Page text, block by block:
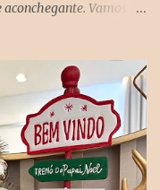
Vamos
sala de estar e
entre outros. Uma
que tenha mais de
principal na hora de
um ambiente
tranquilidade. Outro dica